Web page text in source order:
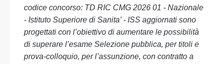
codice concorso: TD RIC CMG 2026 01 - Nazionale
- Istituto Superiore di Sanita’ - ISS aggiornati sono
progettati con l’obiettivo di aumentare le possibilità
di superare l’esame Selezione pubblica, per titoli e
prova-colloquio, per l’assunzione, con contratto a